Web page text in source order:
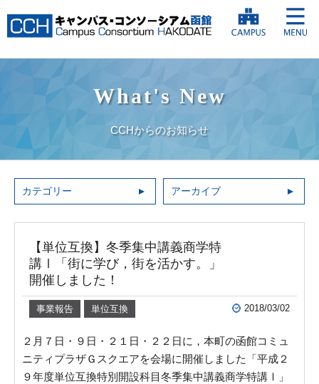
What's New
CCHからのお知らせ
カテゴリー アーカイブ
【単位互換】冬季集中講義商学特
講Ⅰ「街に学び，街を活かす。」
開催しました！
事業報告 単位互換 2018/03/02
２月７日・９日・２１日・２２日に，本町の函館コミュ
ニティプラザＧスクエアを会場に開催しました「平成２
９年度単位互換特別開設科目冬季集中講義商学特講Ⅰ」